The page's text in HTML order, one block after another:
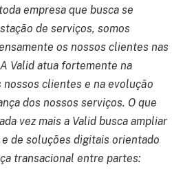
empresa que busca se
de serviços, somos
os nossos clientes nas
Valid atua fortemente na
clientes e na evolução
dos nossos serviços. O que
vez mais a Valid busca ampliar
de soluções digitais orientado
transacional entre partes: